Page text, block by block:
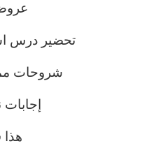
تحضير درس
شروحات